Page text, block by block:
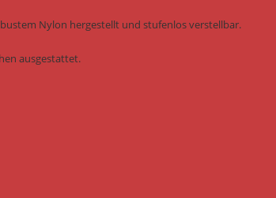
Nylon hergestellt und stufenlos verstellbar.
ausgestattet.